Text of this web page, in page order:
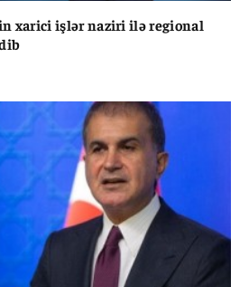
xarici işlər naziri ilə regional